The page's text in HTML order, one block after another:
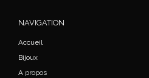
NAVIGATION
Accueil
Bijoux
A propos